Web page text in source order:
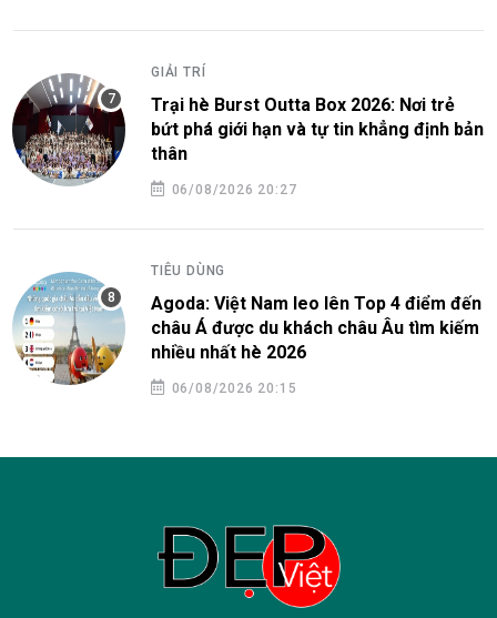
GIẢI TRÍ
Trại hè Burst Outta Box 2026: Nơi trẻ
bứt phá giới hạn và tự tin khẳng định bản
thân
06/08/2026 20:27
TIÊU DÙNG
Agoda: Việt Nam leo lên Top 4 điểm đến
châu Á được du khách châu Âu tìm kiếm
nhiều nhất hè 2026
06/08/2026 20:15